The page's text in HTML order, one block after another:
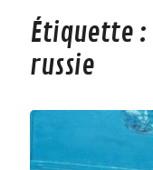
Étiquette :
russie